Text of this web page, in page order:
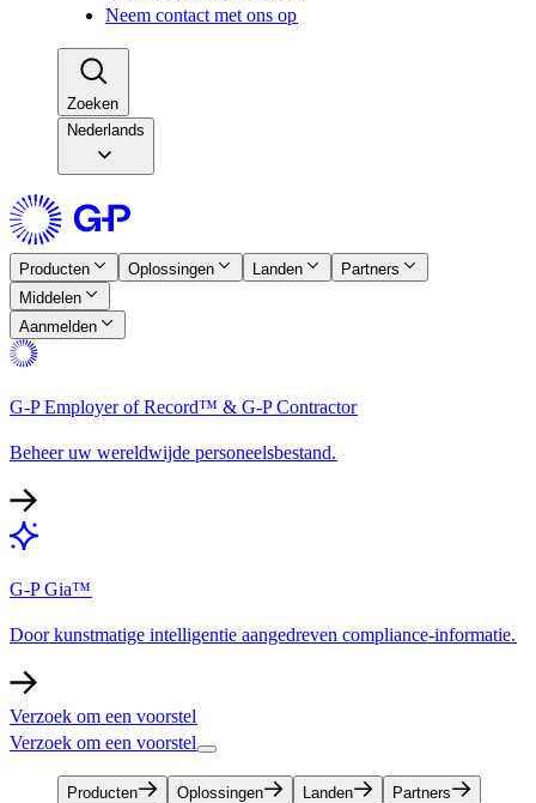
Neem contact met ons op​​
Zoeken​​
Nederlands
Producten​​ Oplossingen​​ Landen​​
Partners​​
Middelen​​
Aanmelden​​
G-P Employer of Record™ & G-P Contractor​​
Beheer uw wereldwijde personeelsbestand.​​
G-P Gia™​​
Door kunstmatige intelligentie aangedreven compliance-informatie.​​
Verzoek om een voorstel​​
Verzoek om een voorstel​​
Producten​​ Oplossingen​​ Landen​​
Partners​​